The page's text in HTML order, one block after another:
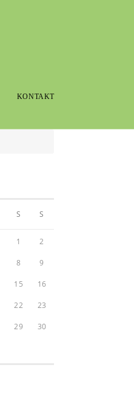
KONTAKT
S S
1 2
8 9
15 16
22 23
29 30